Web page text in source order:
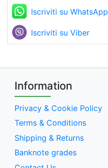
Iscriviti su WhatsApp
Iscriviti su Viber
Information
Privacy & Cookie Policy
Terms & Conditions
Shipping & Returns
Banknote grades